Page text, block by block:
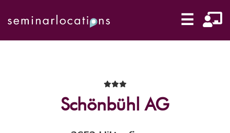
☰
Schönbühl AG